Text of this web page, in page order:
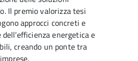
Il premio valorizza tesi
approcci concreti e
energetica e
creando un ponte tra